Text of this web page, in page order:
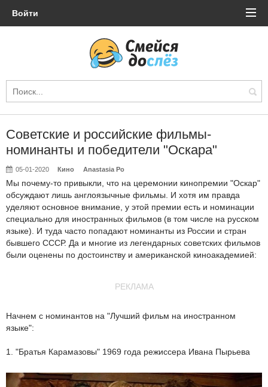
Войти
Советские и российские фильмы-
номинанты и победители "Оскара"
05-01-2020 Кино Anastasia Po
Мы почему-то привыкли, что на церемонии кинопремии "Оскар"
обсуждают лишь англоязычные фильмы. И хотя им правда
уделяют основное внимание, у этой премии есть и номинации
специально для иностранных фильмов (в том числе на русском
языке). И туда часто попадают номинанты из России и стран
бывшего СССР. Да и многие из легендарных советских фильмов
были оценены по достоинству и американской киноакадемией:
РЕКЛАМА
Начнем с номинантов на "Лучший фильм на иностранном
языке":
1. "Братья Карамазовы" 1969 года режиссера Ивана Пырьева